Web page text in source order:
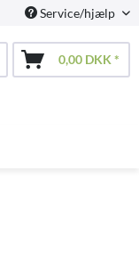
Service/hjælp
0,00 DKK *